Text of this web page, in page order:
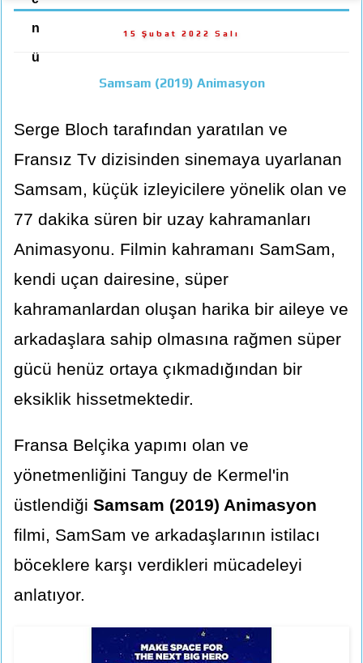
n
ü
15 Şubat 2022 Salı
Samsam (2019) Animasyon
Serge Bloch tarafından yaratılan ve
Fransız Tv dizisinden sinemaya uyarlanan
Samsam, küçük izleyicilere yönelik olan ve
77 dakika süren bir uzay kahramanları
Animasyonu. Filmin kahramanı SamSam,
kendi uçan dairesine, süper
kahramanlardan oluşan harika bir aileye ve
arkadaşlara sahip olmasına rağmen süper
gücü henüz ortaya çıkmadığından bir
eksiklik hissetmektedir.
Fransa Belçika yapımı olan ve
yönetmenliğini Tanguy de Kermel'in
üstlendiği Samsam (2019) Animasyon
filmi, SamSam ve arkadaşlarının istilacı
böceklere karşı verdikleri mücadeleyi
anlatıyor.